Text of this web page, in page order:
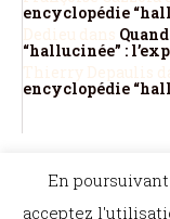
encyclopédie
“hallucinée” :
encyclopédie
©Dicopathe - Tous droits
Restez à
En
acceptez